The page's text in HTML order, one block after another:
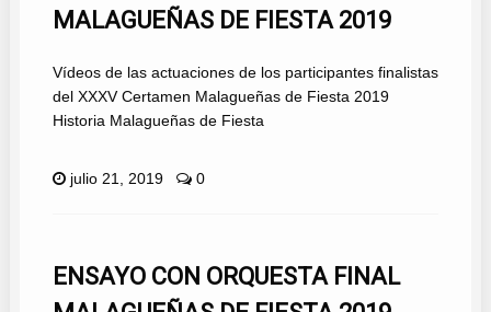
MALAGUEÑAS DE FIESTA 2019
Vídeos de las actuaciones de los participantes finalistas
del XXXV Certamen Malagueñas de Fiesta 2019
Historia Malagueñas de Fiesta
julio 21, 2019 0
ENSAYO CON ORQUESTA FINAL